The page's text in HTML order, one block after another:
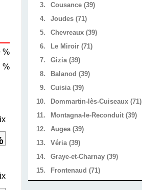
%
%
3.
Cousance (39)
4.
Joudes (71)
5.
Chevreaux (39)
6.
Le Miroir (71)
7.
Gizia (39)
8.
Balanod (39)
9.
Cuisia (39)
10.
Dommartin-lès-Cuiseaux (71)
11.
Montagna-le-Reconduit (39)
12.
Augea (39)
13.
Véria (39)
14.
Graye-et-Charnay (39)
15.
Frontenaud (71)